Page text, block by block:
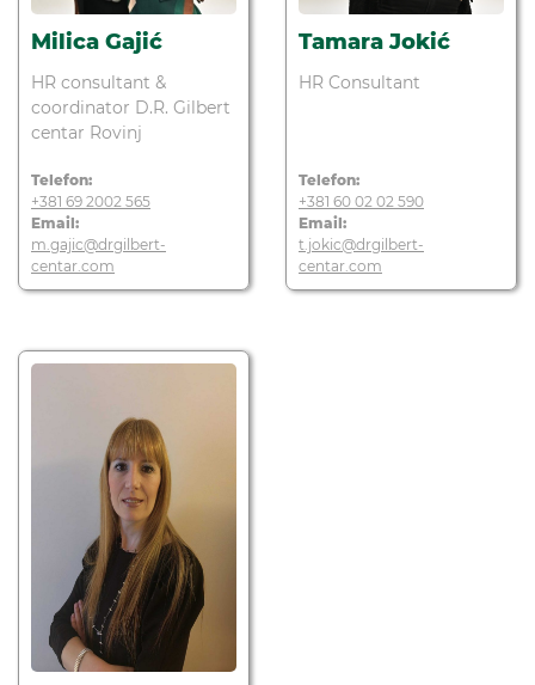
Milica Gajić
HR consultant &
coordinator D.R. Gilbert
centar Rovinj
Telefon:
+381 69 2002 565
Email:
m.gajic@drgilbert-
centar.com
Tamara Jokić
HR Consultant
Telefon:
+381 60 02 02 590
Email:
t.jokic@drgilbert-
centar.com